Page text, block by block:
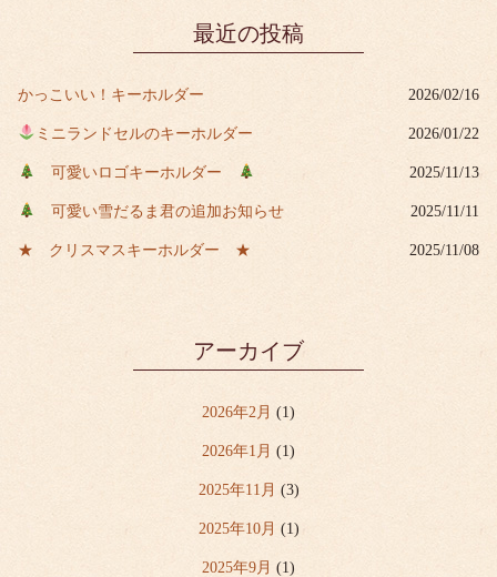
最近の投稿
かっこいい！キーホルダー 2026/02/16
ミニランドセルのキーホルダー 2026/01/22
可愛いロゴキーホルダー 2025/11/13
可愛い雪だるま君の追加お知らせ 2025/11/11
★ クリスマスキーホルダー ★ 2025/11/08
アーカイブ
2026年2月 (1)
2026年1月 (1)
2025年11月 (3)
2025年10月 (1)
2025年9月 (1)